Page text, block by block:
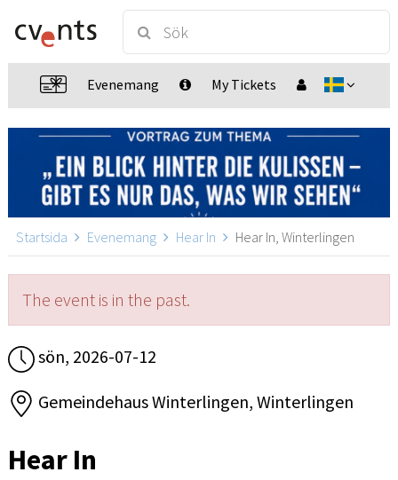
Evenemang My Tickets
Startsida Evenemang Hear In Hear In, Winterlingen
The event is in the past.
sön, 2026-07-12
Gemeindehaus Winterlingen, Winterlingen
Hear In